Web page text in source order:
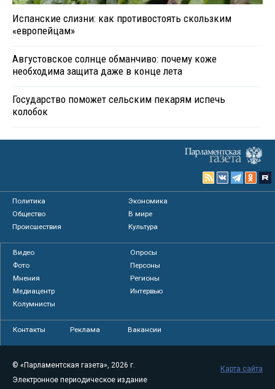
Испанские слизни: как противостоять скользким
«европейцам»
Августовское солнце обманчиво: почему коже
необходима защита даже в конце лета
Государство поможет сельским пекарям испечь
колобок
Политика
Экономика
Общество
В мире
Происшествия
Культура
Видео
Опросы
Фото
Персоны
Мнения
Регионы
Медиацентр
Интервью
Колумнисты
Контакты Реклама Вакансии
© «Парламентская газета», 2026 г.
Электронное периодическое издание
Карта сайта